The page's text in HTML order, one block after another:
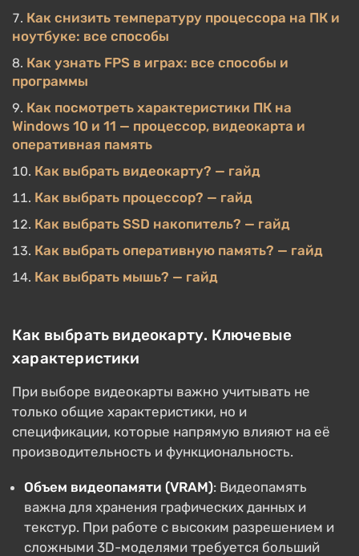
Как снизить температуру процессора на ПК и
ноутбуке: все способы
Как узнать FPS в играх: все способы и
программы
Как посмотреть характеристики ПК на
Windows 10 и 11 — процессор, видеокарта и
оперативная память
Как выбрать видеокарту? — гайд
Как выбрать процессор? — гайд
Как выбрать SSD накопитель? — гайд
Как выбрать оперативную память? — гайд
Как выбрать мышь? — гайд
Как выбрать видеокарту. Ключевые
характеристики
При выборе видеокарты важно учитывать не
только общие характеристики, но и
спецификации, которые напрямую влияют на её
производительность и функциональность.
Объем видеопамяти (VRAM): Видеопамять
важна для хранения графических данных и
текстур. При работе с высоким разрешением и
сложными 3D-моделями требуется больший